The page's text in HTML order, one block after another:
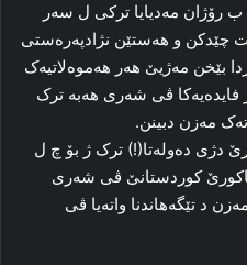
ب رۆژان مه‌دیایا ترکی ل سه‌ر
چێدکن و هه‌ستێن نژادپه‌ره‌ستی
بێخن مه‌ژیێ هه‌ر هه‌موه‌لاتیه‌ک
فایده‌یه‌کا ڤی شه‌ری هه‌به‌ ترک
مه‌زن دبینن.
دژی ده‌وله‌تا(!) ترک ژ بۆ چ ل
کوردستانێ ڤی شه‌ری
د تێگەهاندنا واته‌یا ڤی